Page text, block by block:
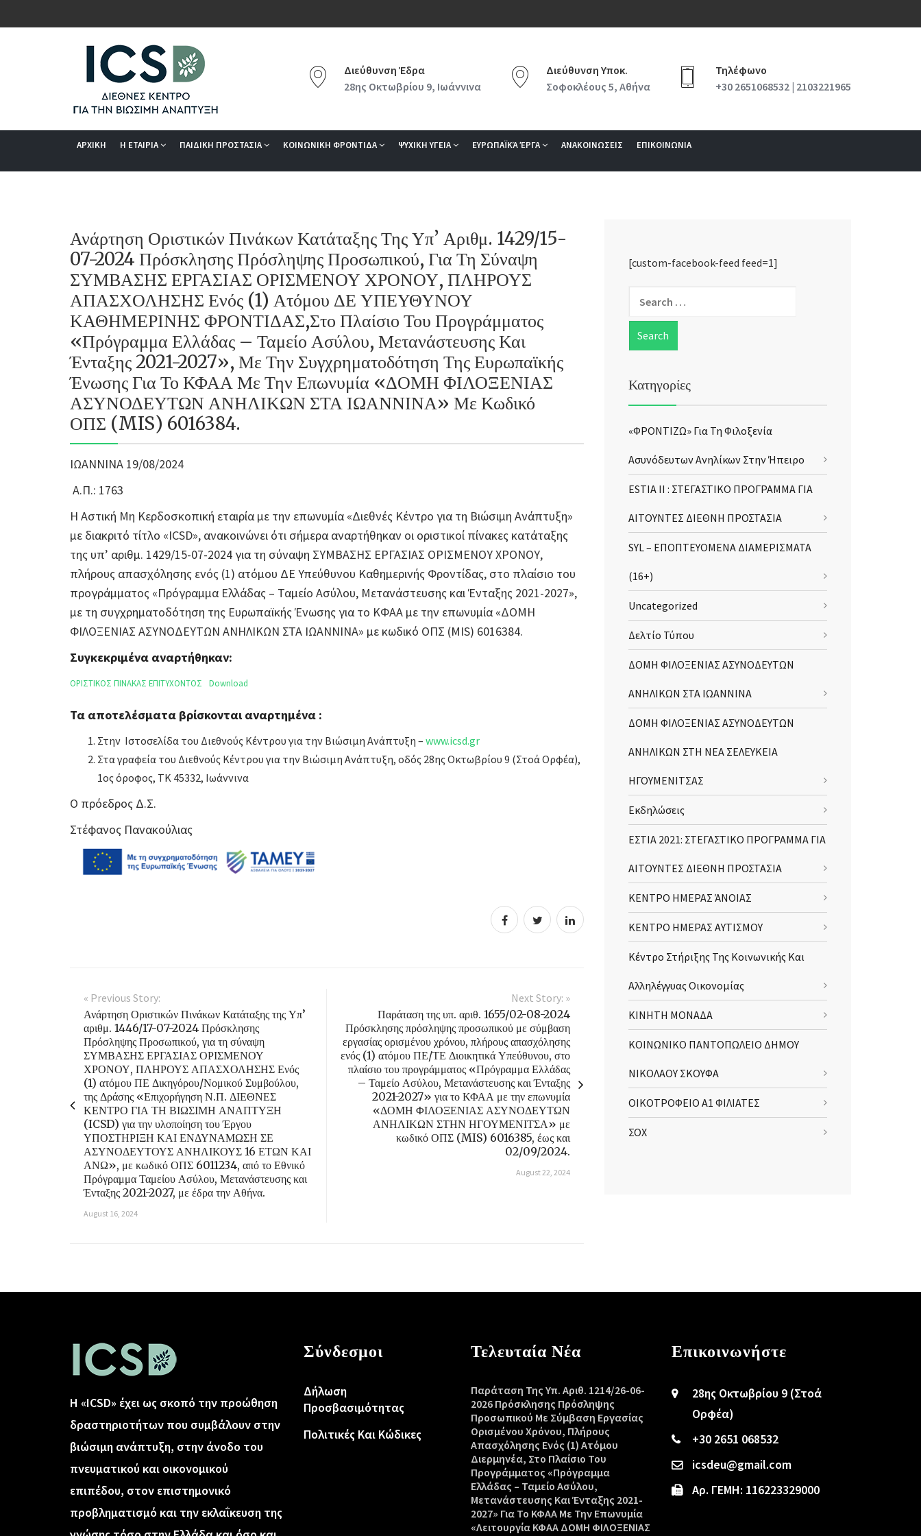
Διεύθυνση Έδρα
28ης Οκτωβρίου 9, Ιωάννινα
Διεύθυνση Υποκ.
Σοφοκλέους 5, Αθήνα
Τηλέφωνο
+30 2651068532 | 2103221965
ΑΡΧΙΚΗ Η ΕΤΑΙΡΙΑ ΠΑΙΔΙΚΗ ΠΡΟΣΤΑΣΙΑ ΚΟΙΝΩΝΙΚΗ ΦΡΟΝΤΙΔΑ ΨΥΧΙΚΗ ΥΓΕΙΑ ΕΥΡΩΠΑΪΚΆ ΈΡΓΑ ΑΝΑΚΟΙΝΩΣΕΙΣ ΕΠΙΚΟΙΝΩΝΙΑ
Ανάρτηση Οριστικών Πινάκων Κατάταξης Της Υπ’ Αριθμ. 1429/15-
07-2024 Πρόσκλησης Πρόσληψης Προσωπικού, Για Τη Σύναψη
ΣΥΜΒΑΣΗΣ ΕΡΓΑΣΙΑΣ ΟΡΙΣΜΕΝΟΥ ΧΡΟΝΟΥ, ΠΛΗΡΟΥΣ
ΑΠΑΣΧΟΛΗΣΗΣ Ενός (1) Ατόμου ΔΕ ΥΠΕΥΘΥΝΟΥ
ΚΑΘΗΜΕΡΙΝΗΣ ΦΡΟΝΤΙΔΑΣ,στο Πλαίσιο Του Προγράμματος
«Πρόγραμμα Ελλάδας – Ταμείο Ασύλου, Μετανάστευσης Και
Ένταξης 2021-2027», Με Την Συγχρηματοδότηση Της Ευρωπαϊκής
Ένωσης Για Το ΚΦΑΑ Με Την Επωνυμία «ΔΟΜΗ ΦΙΛΟΞΕΝΙΑΣ
ΑΣΥΝΟΔΕΥΤΩΝ ΑΝΗΛΙΚΩΝ ΣΤΑ ΙΩΑΝΝΙΝΑ» Με Κωδικό
ΟΠΣ (MIS) 6016384.
ΙΩΑΝΝΙΝΑ 19/08/2024
Α.Π.: 1763
Η Αστική Μη Κερδοσκοπική εταιρία με την επωνυμία «Διεθνές Κέντρο για τη Βιώσιμη Ανάπτυξη»
με διακριτό τίτλο «ICSD», ανακοινώνει ότι σήμερα αναρτήθηκαν οι οριστικοί πίνακες κατάταξης
της υπ’ αριθμ. 1429/15-07-2024 για τη σύναψη ΣΥΜΒΑΣΗΣ ΕΡΓΑΣΙΑΣ ΟΡΙΣΜΕΝΟΥ ΧΡΟΝΟΥ,
πλήρους απασχόλησης ενός (1) ατόμου ΔΕ Υπεύθυνου Καθημερινής Φροντίδας, στο πλαίσιο του
προγράμματος «Πρόγραμμα Ελλάδας – Ταμείο Ασύλου, Μετανάστευσης και Ένταξης 2021-2027»,
με τη συγχρηματοδότηση της Ευρωπαϊκής Ένωσης για το ΚΦΑΑ με την επωνυμία «ΔΟΜΗ
ΦΙΛΟΞΕΝΙΑΣ ΑΣΥΝΟΔΕΥΤΩΝ ΑΝΗΛΙΚΩΝ ΣΤΑ ΙΩΑΝΝΙΝΑ» με κωδικό ΟΠΣ (MIS) 6016384.
Συγκεκριμένα αναρτήθηκαν:
ΟΡΙΣΤΙΚΟΣ ΠΙΝΑΚΑΣ ΕΠΙΤΥΧΟΝΤΟΣ Download
Τα αποτελέσματα βρίσκονται αναρτημένα :
Στην Ιστοσελίδα του Διεθνούς Κέντρου για την Βιώσιμη Ανάπτυξη – www.icsd.gr
Στα γραφεία του Διεθνούς Κέντρου για την Βιώσιμη Ανάπτυξη, οδός 28ης Οκτωβρίου 9 (Στοά Ορφέα),
1ος όροφος, ΤΚ 45332, Ιωάννινα
Ο πρόεδρος Δ.Σ.
Στέφανος Πανακούλιας
« Previous Story:
Ανάρτηση Οριστικών Πινάκων Κατάταξης της Υπ’
αριθμ. 1446/17-07-2024 Πρόσκλησης
Πρόσληψης Προσωπικού, για τη σύναψη
ΣΥΜΒΑΣΗΣ ΕΡΓΑΣΙΑΣ ΟΡΙΣΜΕΝΟΥ
ΧΡΟΝΟΥ, ΠΛΗΡΟΥΣ ΑΠΑΣΧΟΛΗΣΗΣ Ενός
(1) ατόμου ΠΕ Δικηγόρου/Νομικού Συμβούλου,
της Δράσης «Επιχορήγηση Ν.Π. ΔΙΕΘΝΕΣ
ΚΕΝΤΡΟ ΓΙΑ ΤΗ ΒΙΩΣΙΜΗ ΑΝΑΠΤΥΞΗ
(ICSD) για την υλοποίηση του Έργου
ΥΠΟΣΤΗΡΙΞΗ ΚΑΙ ΕΝΔΥΝΑΜΩΣΗ ΣΕ
ΑΣΥΝΟΔΕΥΤΟΥΣ ΑΝΗΛΙΚΟΥΣ 16 ΕΤΩΝ ΚΑΙ
ΑΝΩ», με κωδικό ΟΠΣ 6011234, από το Εθνικό
Πρόγραμμα Ταμείου Ασύλου, Μετανάστευσης και
Ένταξης 2021-2027, με έδρα την Αθήνα.
August 16, 2024
Next Story: »
Παράταση της υπ. αριθ. 1655/02-08-2024
Πρόσκλησης πρόσληψης προσωπικού με σύμβαση
εργασίας ορισμένου χρόνου, πλήρους απασχόλησης
ενός (1) ατόμου ΠΕ/ΤΕ Διοικητικά Υπεύθυνου, στο
πλαίσιο του προγράμματος «Πρόγραμμα Ελλάδας
– Ταμείο Ασύλου, Μετανάστευσης και Ένταξης
2021-2027» για το ΚΦΑΑ με την επωνυμία
«ΔΟΜΗ ΦΙΛΟΞΕΝΙΑΣ ΑΣΥΝΟΔΕΥΤΩΝ
ΑΝΗΛΙΚΩΝ ΣΤΗΝ ΗΓΟΥΜΕΝΙΤΣΑ» με
κωδικό ΟΠΣ (MIS) 6016385, έως και
02/09/2024.
August 22, 2024
[custom-facebook-feed feed=1]
Κατηγορίες
«ΦΡΟΝΤΙΖΩ» Για Τη Φιλοξενία
Ασυνόδευτων Ανηλίκων Στην Ήπειρο
ESTIA II : ΣΤΕΓΑΣΤΙΚΟ ΠΡΟΓΡΑΜΜΑ ΓΙΑ
ΑΙΤΟΥΝΤΕΣ ΔΙΕΘΝΗ ΠΡΟΣΤΑΣΙΑ
SYL – ΕΠΟΠΤΕΥΟΜΕΝΑ ΔΙΑΜΕΡΙΣΜΑΤΑ
(16+)
Uncategorized
Δελτίο Τύπου
ΔΟΜΗ ΦΙΛΟΞΕΝΙΑΣ ΑΣΥΝΟΔΕΥΤΩΝ
ΑΝΗΛΙΚΩΝ ΣΤΑ ΙΩΑΝΝΙΝΑ
ΔΟΜΗ ΦΙΛΟΞΕΝΙΑΣ ΑΣΥΝΟΔΕΥΤΩΝ
ΑΝΗΛΙΚΩΝ ΣΤΗ ΝΕΑ ΣΕΛΕΥΚΕΙΑ
ΗΓΟΥΜΕΝΙΤΣΑΣ
Εκδηλώσεις
ΕΣΤΙΑ 2021: ΣΤΕΓΑΣΤΙΚΟ ΠΡΟΓΡΑΜΜΑ ΓΙΑ
ΑΙΤΟΥΝΤΕΣ ΔΙΕΘΝΗ ΠΡΟΣΤΑΣΙΑ
ΚΕΝΤΡΟ ΗΜΕΡΑΣ ΆΝΟΙΑΣ
ΚΕΝΤΡΟ ΗΜΕΡΑΣ ΑΥΤΙΣΜΟΥ
Κέντρο Στήριξης Της Κοινωνικής Και
Αλληλέγγυας Οικονομίας
ΚΙΝΗΤΗ ΜΟΝΑΔΑ
ΚΟΙΝΩΝΙΚΟ ΠΑΝΤΟΠΩΛΕΙΟ ΔΗΜΟΥ
ΝΙΚΟΛΑΟΥ ΣΚΟΥΦΑ
ΟΙΚΟΤΡΟΦΕΙΟ Α1 ΦΙΛΙΑΤΕΣ
ΣΟΧ
Η «ICSD» έχει ως σκοπό την προώθηση
δραστηριοτήτων που συμβάλουν στην
βιώσιμη ανάπτυξη, στην άνοδο του
πνευματικού και οικονομικού
επιπέδου, στον επιστημονικό
προβληματισμό και την εκλαΐκευση της
Σύνδεσμοι
Δήλωση
Προσβασιμότητας
Πολιτικές Και Κώδικες
Τελευταία Νέα
Παράταση Της Υπ. Αριθ. 1214/26-06-
2026 Πρόσκλησης Πρόσληψης
Προσωπικού Με Σύμβαση Εργασίας
Ορισμένου Χρόνου, Πλήρους
Απασχόλησης Ενός (1) Ατόμου
Διερμηνέα, Στο Πλαίσιο Του
Προγράμματος «Πρόγραμμα
Ελλάδας – Ταμείο Ασύλου,
Μετανάστευσης Και Ένταξης 2021-
2027» Για Το ΚΦΑΑ Με Την Επωνυμία
«Λειτουργία ΚΦΑΑ ΔΟΜΗ ΦΙΛΟΞΕΝΙΑΣ
Επικοινωνήστε
28ης Οκτωβρίου 9 (Στοά
Ορφέα)
+30 2651 068532
icsdeu@gmail.com
Αρ. ΓΕΜΗ: 116223329000